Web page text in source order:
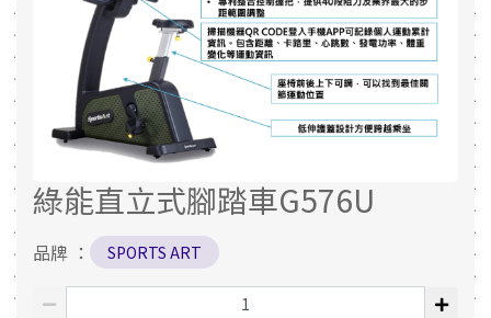
綠能直立式腳踏車G576U
品牌 ： SPORTS ART